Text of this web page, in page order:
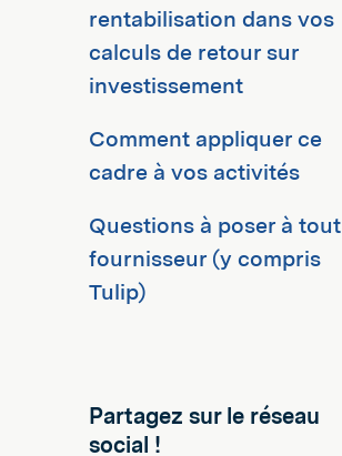
rentabilisation dans vos
calculs de retour sur
investissement
Comment appliquer ce
cadre à vos activités
Questions à poser à tout
fournisseur (y compris
Tulip)
Partagez sur le réseau
social !